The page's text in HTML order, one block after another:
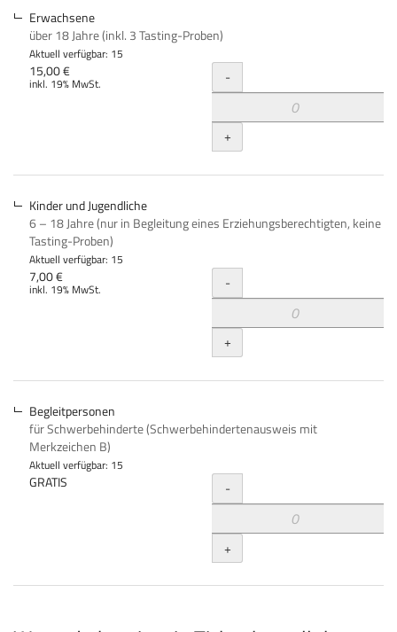
Erwachsene
über 18 Jahre (inkl. 3 Tasting-Proben)
Aktuell verfügbar: 15
15,00 €
inkl. 19% MwSt. Menge
-
+
Kinder und Jugendliche
6 – 18 Jahre (nur in Begleitung eines Erziehungsberechtigten, keine
Tasting-Proben)
Aktuell verfügbar: 15
7,00 €
inkl. 19% MwSt. Menge
-
+
Begleitpersonen
für Schwerbehinderte (Schwerbehindertenausweis mit
Merkzeichen B)
Aktuell verfügbar: 15
GRATIS Menge
-
+